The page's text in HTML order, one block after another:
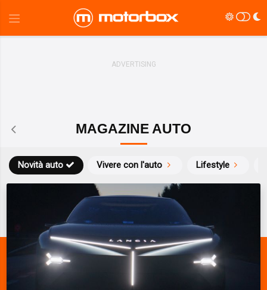
MAGAZINE AUTO
Novità auto Vivere con l'auto Lifestyle